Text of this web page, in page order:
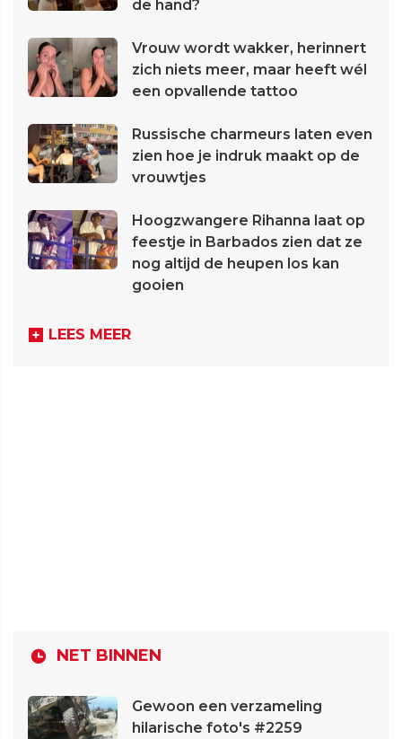
de hand?
Vrouw wordt wakker, herinnert
zich niets meer, maar heeft wél
een opvallende tattoo
Russische charmeurs laten even
zien hoe je indruk maakt op de
vrouwtjes
Hoogzwangere Rihanna laat op
feestje in Barbados zien dat ze
nog altijd de heupen los kan
gooien
LEES MEER
NET BINNEN
Gewoon een verzameling
hilarische foto's #2259